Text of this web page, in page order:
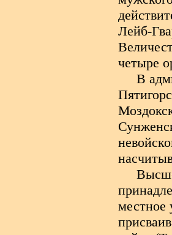
Лейб-
четыре
В
местное